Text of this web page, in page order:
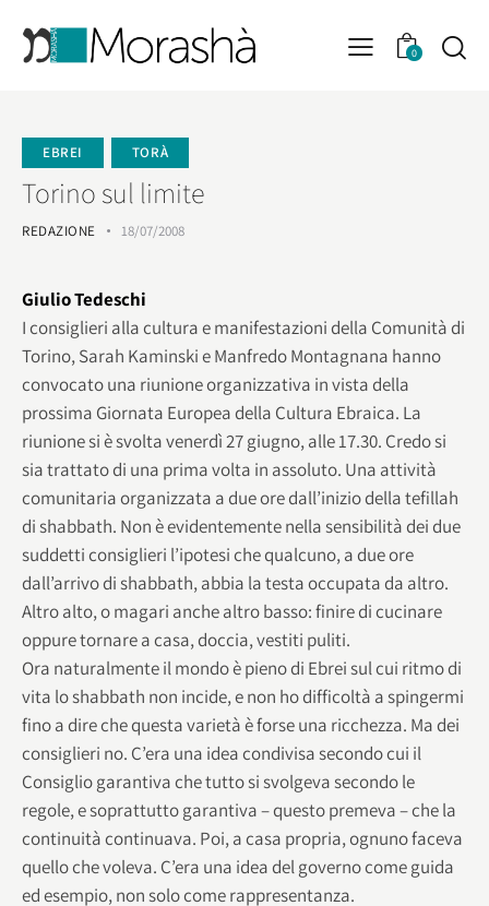
0
EBREI TORÀ
Torino sul limite
REDAZIONE 18/07/2008
Giulio Tedeschi
I consiglieri alla cultura e manifestazioni della Comunità di
Torino, Sarah Kaminski e Manfredo Montagnana hanno
convocato una riunione organizzativa in vista della
prossima Giornata Europea della Cultura Ebraica. La
riunione si è svolta venerdì 27 giugno, alle 17.30. Credo si
sia trattato di una prima volta in assoluto. Una attività
comunitaria organizzata a due ore dall’inizio della tefillah
di shabbath. Non è evidentemente nella sensibilità dei due
suddetti consiglieri l’ipotesi che qualcuno, a due ore
dall’arrivo di shabbath, abbia la testa occupata da altro.
Altro alto, o magari anche altro basso: finire di cucinare
oppure tornare a casa, doccia, vestiti puliti.
Ora naturalmente il mondo è pieno di Ebrei sul cui ritmo di
vita lo shabbath non incide, e non ho difficoltà a spingermi
fino a dire che questa varietà è forse una ricchezza. Ma dei
consiglieri no. C’era una idea condivisa secondo cui il
Consiglio garantiva che tutto si svolgeva secondo le
regole, e soprattutto garantiva – questo premeva – che la
continuità continuava. Poi, a casa propria, ognuno faceva
quello che voleva. C’era una idea del governo come guida
ed esempio, non solo come rappresentanza.